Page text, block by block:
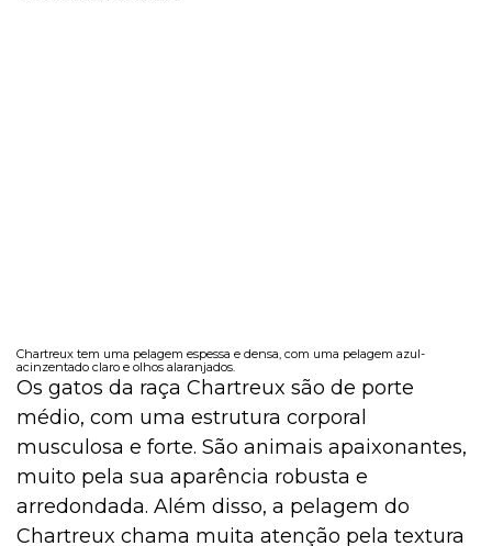
Chartreux tem uma pelagem espessa e densa, com uma pelagem azul-
acinzentado claro e olhos alaranjados.
Os gatos da raça Chartreux são de porte
médio, com uma estrutura corporal
musculosa e forte. São animais apaixonantes,
muito pela sua aparência robusta e
arredondada. Além disso, a pelagem do
Chartreux chama muita atenção pela textura